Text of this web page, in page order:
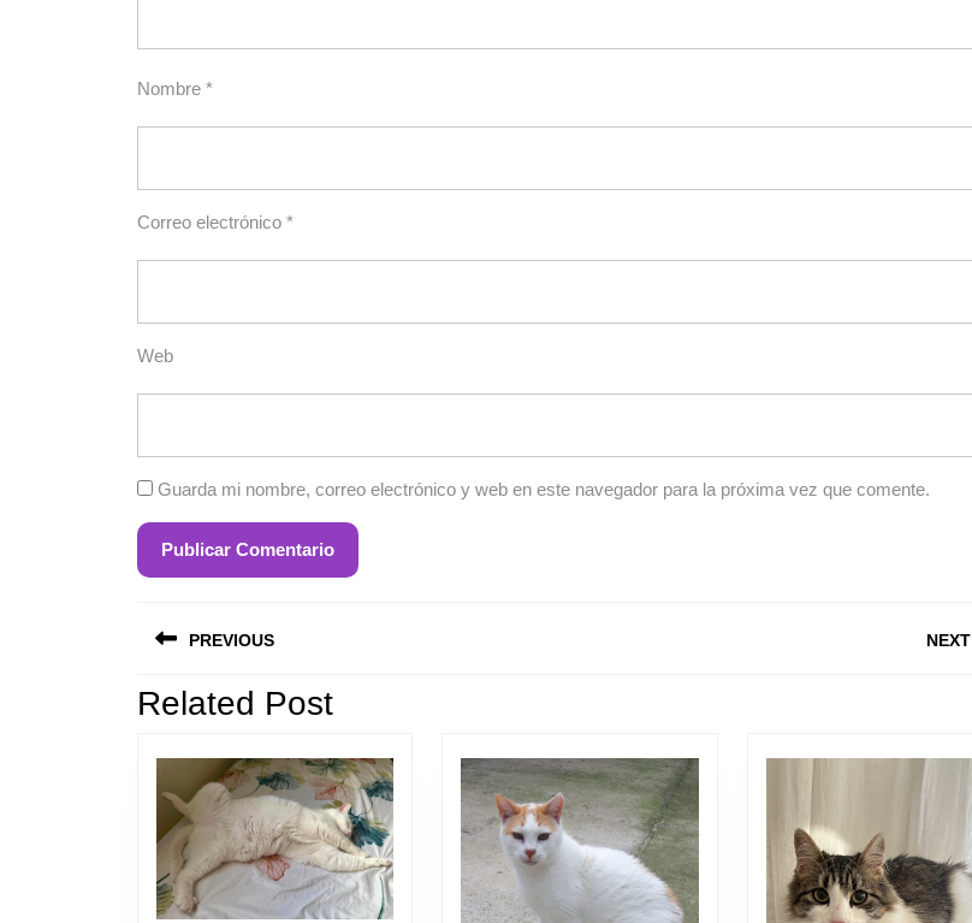
Nombre *
Correo electrónico *
Web
Guarda mi nombre, correo electrónico y web en este navegador para la próxima vez que comente.
Navegación
entradas
PREVIOUS NEXT
Related Post